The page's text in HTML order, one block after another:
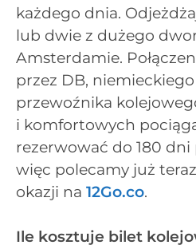
każdego dnia.
lub dwie z dużego
Amsterdamie.
przez DB,
przewoźnika
i komfortowych
rezerwować do 180
więc polecamy już
okazji na 12Go.co.
Ile kosztuje bilet